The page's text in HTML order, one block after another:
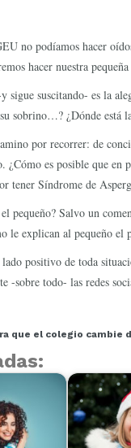
no podíamos hacer
hacer nuestra
sigue suscitando- es la
sobrino…? ¿Dónde está
por recorrer: de
¿Cómo es posible que
tener Síndrome de
pequeño? Salvo un
le explican al pequeño
positivo de toda
-sobre todo- las redes
que el colegio cambie